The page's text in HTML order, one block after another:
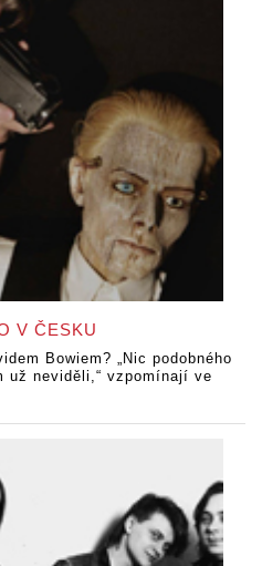
V ČESKU
Bowiem? „Nic podobného
už neviděli,“ vzpomínají ve